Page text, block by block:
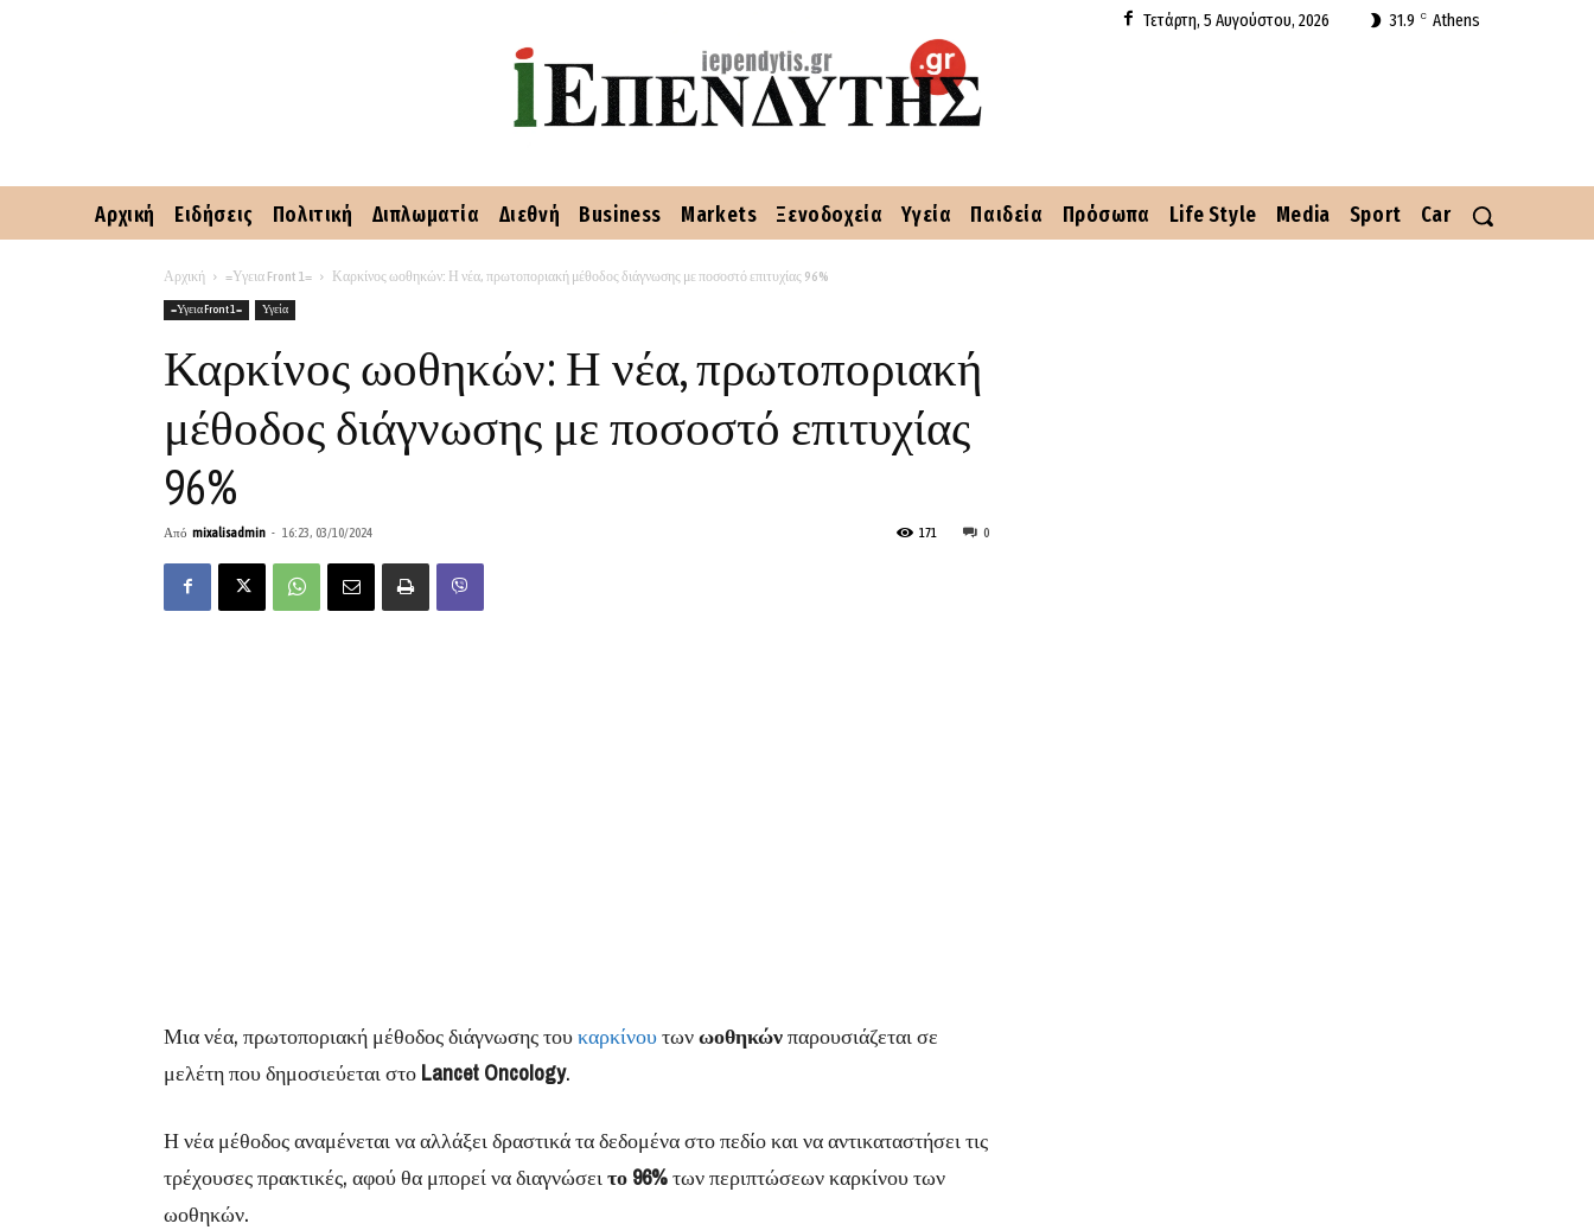
31.9 C Athens
Τετάρτη, 5 Αυγούστου, 2026
Αρχική Ειδήσεις Πολιτική Διπλωματία Διεθνή Business Markets Ξενοδοχεία Υγεία Παιδεία Πρόσωπα Life Style Media Sport Car
Αρχική =Υγεια Front 1= Καρκίνος ωοθηκών: Η νέα, πρωτοποριακή μέθοδος διάγνωσης με ποσοστό επιτυχίας 96%
=Υγεια Front 1= Υγεία
Καρκίνος ωοθηκών: Η νέα, πρωτοποριακή
μέθοδος διάγνωσης με ποσοστό επιτυχίας
96%
Από mixalisadmin - 16:23, 03/10/2024 0
171
Μια νέα, πρωτοποριακή μέθοδος διάγνωσης τουκαρκίνουτωνωοθηκώνπαρουσιάζεται σε
μελέτη που δημοσιεύεται στο Lancet Oncology.
Η νέα μέθοδος αναμένεται να αλλάξει δραστικά τα δεδομένα στο πεδίο και να αντικαταστήσει τις
τρέχουσες πρακτικές, αφού θα μπορεί να διαγνώσειτο 96%των περιπτώσεων καρκίνου των
ωοθηκών.